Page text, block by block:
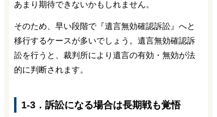
あまり期待できないかもしれません。
そのため、早い段階で『遺言無効確認訴訟』へと
移行するケースが多いでしょう。遺言無効確認訴
訟を行うと、裁判所により遺言の有効・無効が法
的に判断されます。
1-3．訴訟になる場合は長期戦も覚悟